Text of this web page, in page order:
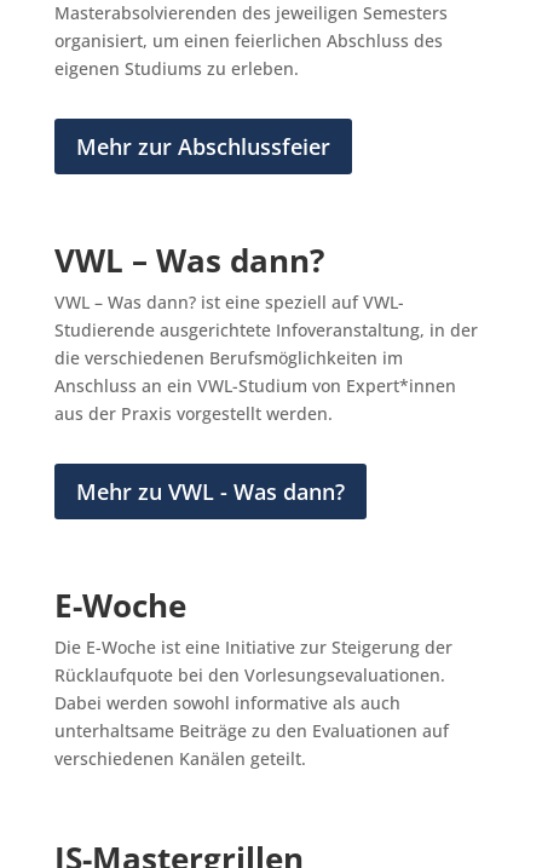
Masterabsolvierenden des jeweiligen Semesters
organisiert, um einen feierlichen Abschluss des
eigenen Studiums zu erleben.
Mehr zur Abschlussfeier
VWL – Was dann?
VWL – Was dann? ist eine speziell auf VWL-
Studierende ausgerichtete Infoveranstaltung, in der
die verschiedenen Berufsmöglichkeiten im
Anschluss an ein VWL-Studium von Expert*innen
aus der Praxis vorgestellt werden.
Mehr zu VWL - Was dann?
E-Woche
Die E-Woche ist eine Initiative zur Steigerung der
Rücklaufquote bei den Vorlesungsevaluationen.
Dabei werden sowohl informative als auch
unterhaltsame Beiträge zu den Evaluationen auf
verschiedenen Kanälen geteilt.
IS-Mastergrillen